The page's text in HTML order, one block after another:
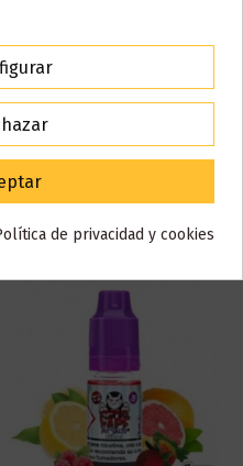
el
durante estos días.
confiando en nosotros.
de privacidad y cookies